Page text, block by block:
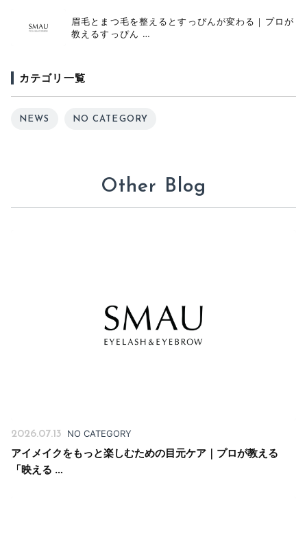
眉毛とまつ毛を整えるとすっぴんが変わる｜プロが
教えるすっぴん …
カテゴリ一覧
NEWS NO CATEGORY
Other Blog
2026.07.13 NO CATEGORY
アイメイクをもっと楽しむための目元ケア｜プロが教える
「映える …